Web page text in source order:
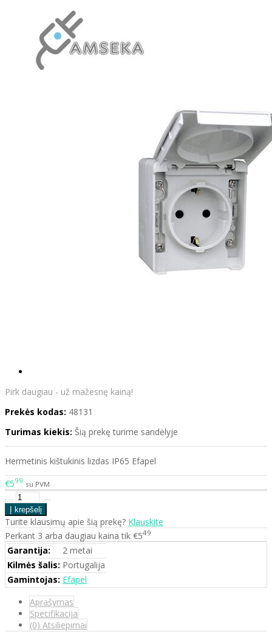
Pirk daugiau - už mažesnę kainą!
Prekės kodas: 48131
Turimas kiekis: Šią prekę turime sandėlyje
Hermetinis kištukinis lizdas IP65 Efapel
€599 su PVM
Turite klausimų apie šią prekę? Klauskite
Perkant 3 arba daugiau kaina tik €549
Garantija:
2 metai
Kilmės šalis: Portugalija
Gamintojas: Efapel
Aprašymas
Specifikacija
(0) Atsiliepimai